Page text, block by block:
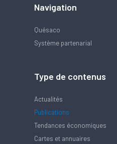
Navigation
Quésaco
Système partenarial
Type de contenus
Actualités
Publications
Tendances économiques
Cartes et annuaires